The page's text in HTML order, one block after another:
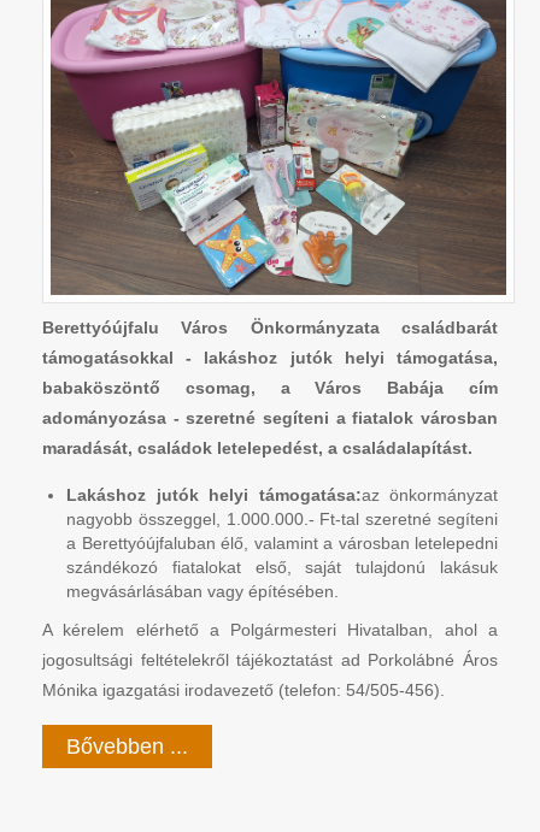
Berettyóújfalu Város Önkormányzata családbarát
támogatásokkal - lakáshoz jutók helyi támogatása,
babaköszöntő csomag, a Város Babája cím
adományozása - szeretné segíteni a fiatalok városban
maradását, családok letelepedést, a családalapítást.
Lakáshoz jutók helyi támogatása:az önkormányzat
nagyobb összeggel, 1.000.000.- Ft-tal szeretné segíteni
a Berettyóújfaluban élő, valamint a városban letelepedni
szándékozó fiatalokat első, saját tulajdonú lakásuk
megvásárlásában vagy építésében.
A kérelem elérhető a Polgármesteri Hivatalban, ahol a
jogosultsági feltételekről tájékoztatást ad Porkolábné Áros
Mónika igazgatási irodavezető (telefon: 54/505-456).
Bővebben ...